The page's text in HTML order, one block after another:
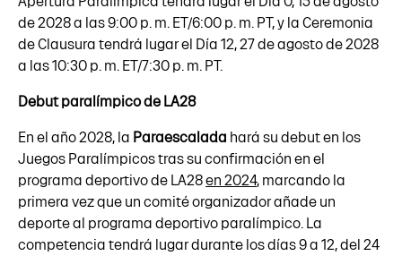
de 2028 a las 9:00 p. m. ET/6:00 p. m. PT, y la Ceremonia
de Clausura tendrá lugar el Día 12, 27 de agosto de 2028
a las 10:30 p. m. ET/7:30 p. m. PT.
Debut paralímpico de LA28
En el año 2028, la Paraescalada hará su debut en los
Juegos Paralímpicos tras su confirmación en el
programa deportivo de LA28en 2024, marcando la
primera vez que un comité organizador añade un
deporte al programa deportivo paralímpico. La
competencia tendrá lugar durante los días 9 a 12, del 24